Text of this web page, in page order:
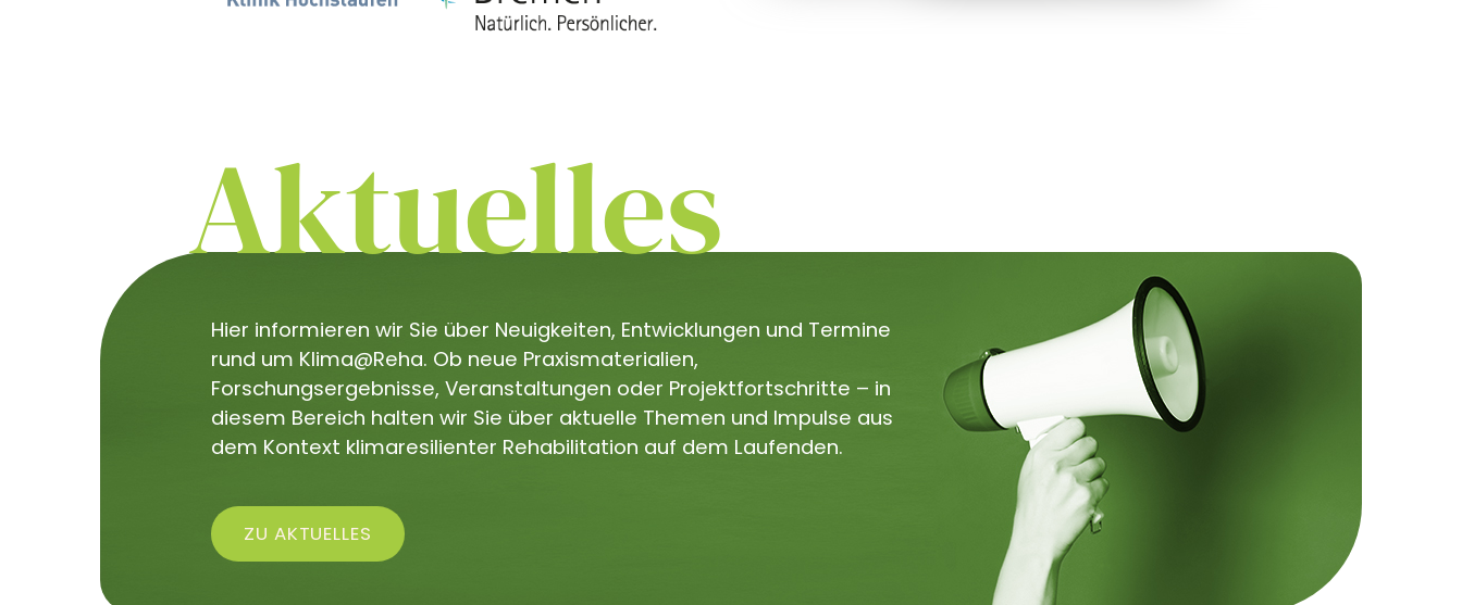
Aktuelles
Hier informieren wir Sie über Neuigkeiten, Entwicklungen und Termine
rund um Klima@Reha. Ob neue Praxismaterialien,
Forschungsergebnisse, Veranstaltungen oder Projektfortschritte – in
diesem Bereich halten wir Sie über aktuelle Themen und Impulse aus
dem Kontext klimaresilienter Rehabilitation auf dem Laufenden.
ZU AKTUELLES